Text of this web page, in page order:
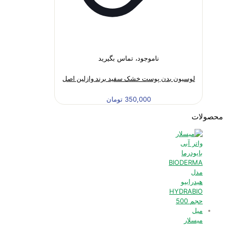
ناموجود، تماس بگیرید
لوسیون بدن پوست خشک سفید برند وازلین اصل
350,000 تومان
محصولات
میسلار